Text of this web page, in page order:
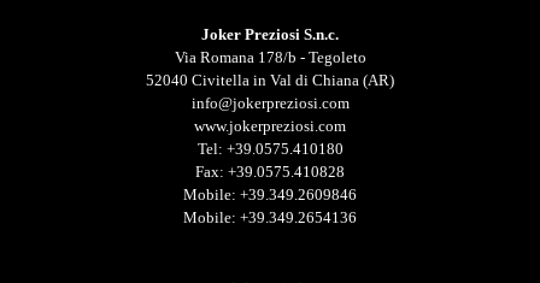
Joker Preziosi S.n.c.
Via Romana 178/b - Tegoleto
52040 Civitella in Val di Chiana (AR)
info@jokerpreziosi.com
www.jokerpreziosi.com
Tel: +39.0575.410180
Fax: +39.0575.410828
Mobile: +39.349.2609846
Mobile: +39.349.2654136